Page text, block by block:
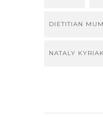
DIETITIAN MUM
NATALY